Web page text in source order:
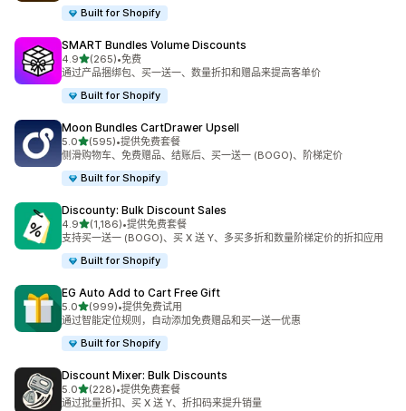
Built for Shopify
SMART Bundles Volume Discounts
4.9星（满分 5 星）
(265)
总共 265 条评论
•免费
通过产品捆绑包、买一送一、数量折扣和赠品来提高客单价
Built for Shopify
Moon Bundles CartDrawer Upsell
5.0星（满分 5 星）
(595)
总共 595 条评论
•提供免费套餐
侧滑购物车、免费赠品、结账后、买一送一 (BOGO)、阶梯定价
Built for Shopify
Discounty: Bulk Discount Sales
4.9星（满分 5 星）
(1,186)
总共 1186 条评论
•提供免费套餐
支持买一送一 (BOGO)、买 X 送 Y、多买多折和数量阶梯定价的折扣应用
Built for Shopify
EG Auto Add to Cart Free Gift
5.0星（满分 5 星）
(999)
总共 999 条评论
•提供免费试用
通过智能定位规则，自动添加免费赠品和买一送一优惠
Built for Shopify
Discount Mixer: Bulk Discounts
5.0星（满分 5 星）
(228)
总共 228 条评论
•提供免费套餐
通过批量折扣、买 X 送 Y、折扣码来提升销量